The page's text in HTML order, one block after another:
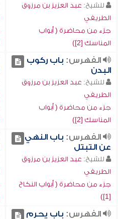
للشيخ: عبد العزيز بن مرزوق
الطريفي
جزء من محاضرة ( أبواب
المناسك [2])
الفهرس: باب ركوب
البدن
للشيخ: عبد العزيز بن مرزوق
الطريفي
جزء من محاضرة ( أبواب
المناسك [2])
الفهرس: باب النهي
عن التبتل
للشيخ: عبد العزيز بن مرزوق
الطريفي
جزء من محاضرة ( أبواب النكاح
[1])
الفهرس: باب يحرم